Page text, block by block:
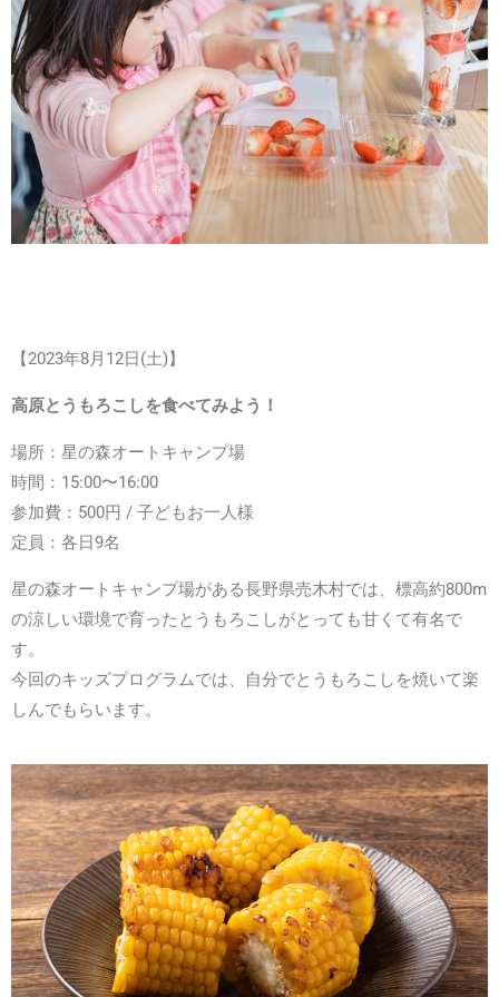
【2023年8月12日(土)】
高原とうもろこしを食べてみよう！
場所：星の森オートキャンプ場
時間：15:00〜16:00
参加費：500円 / 子どもお一人様
定員：各日9名
星の森オートキャンプ場がある長野県売木村では、標高約800m
の涼しい環境で育ったとうもろこしがとっても甘くて有名で
す。
今回のキッズプログラムでは、自分でとうもろこしを焼いて楽
しんでもらいます。